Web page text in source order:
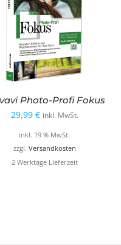
Photo-Profi Fokus
29,99 € inkl. MwSt.
inkl. 19 % MwSt.
zzgl. Versandkosten
2 Werktage Lieferzeit